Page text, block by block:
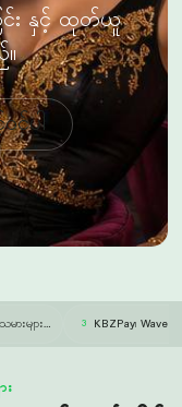
င်ပါ
မားများ… 3 KBZPay၊
ခန်း